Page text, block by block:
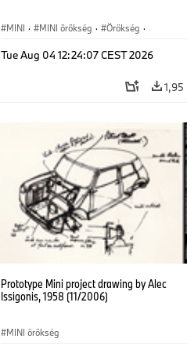
MINI · MINI örökség · Örökség ·
Tue Aug 04 12:24:07 CEST 2026
1,95
Prototype Mini project drawing by Alec
Issigonis, 1958 (11/2006)
MINI örökség